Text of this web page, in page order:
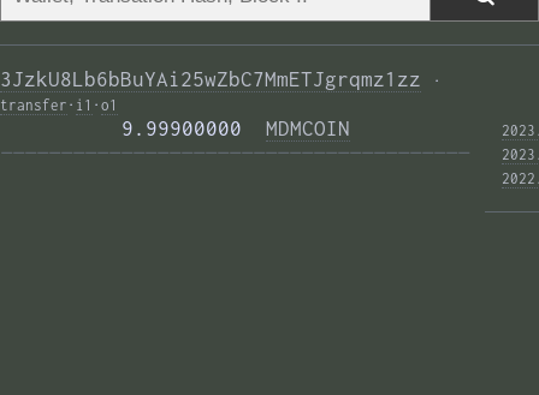
3JzkU8Lb6bBuYAi25wZbC7MmETJgrqmz1zz
·
transfer · i1 · o1
          9.99900000
MDMCOIN
———————————————————————————————————————